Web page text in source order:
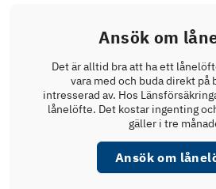
Ansök om
Det är alltid bra att ha ett
vara med och buda direkt på
intresserad av. Hos
lånelöfte. Det kostar ingenting
gäller i tre
Ansök om